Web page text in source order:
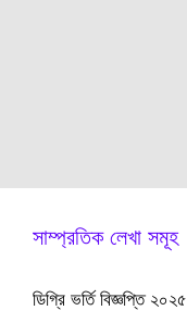
সাম্প্রতিক লেখা সমূহ
ডিগ্রি ভর্তি বিজ্ঞপ্তি